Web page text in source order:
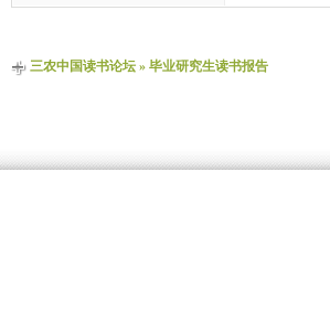
三农中国读书论坛» 毕业研究生读书报告